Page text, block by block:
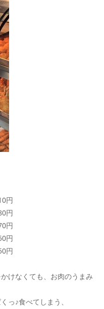
円
円
円
けなくても、お肉のうまみ
っ♪食べてしまう、